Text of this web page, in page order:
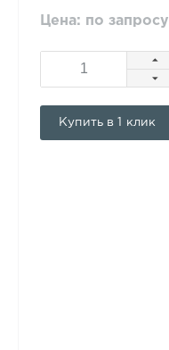
Цена: по запросу
Купить в 1 клик